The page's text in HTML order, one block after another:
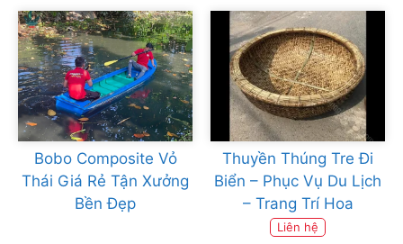
Bobo Composite Vỏ
Thái Giá Rẻ Tận Xưởng
Bền Đẹp
Thuyền Thúng Tre Đi
Biển – Phục Vụ Du Lịch
– Trang Trí Hoa
Liên hệ